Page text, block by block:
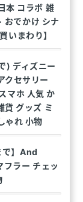
本 コラボ 雑
おでかけ シナ
いまわり】
) ディズニー
クセサリー
マホ 人気 か
貨 グッズ ミ
ゃれ 小物
で】And
ラー チェッ